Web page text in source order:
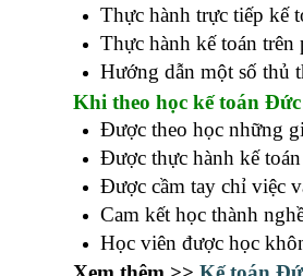
Thực hành trực tiếp kế
Thực hành kế toán trên
Hướng dẫn một số thủ
Khi theo học kế toán
Được theo học những
Được thực hành kế
Được cầm tay chỉ việc
Cam kết học thành
Học viên được học